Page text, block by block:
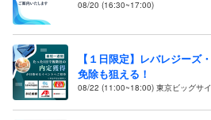
08/20 (16:30~17:00)
【１日限定】レバレジーズ
免除も狙える！
08/22 (11:00~18:00) 東京ビッグサ